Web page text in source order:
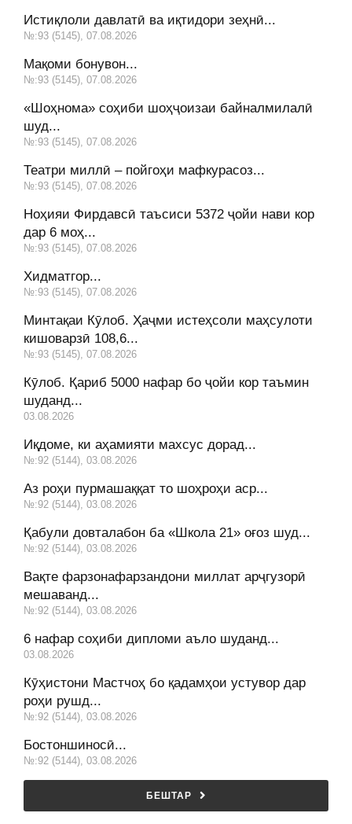
Истиқлоли давлатӣ ва иқтидори зеҳнӣ...
№:93 (5145), 07.08.2026
Мақоми бонувон...
№:93 (5145), 07.08.2026
«Шоҳнома» соҳиби шоҳҷоизаи байналмилалӣ
шуд...
№:93 (5145), 07.08.2026
Театри миллӣ – пойгоҳи мафкурасоз...
№:93 (5145), 07.08.2026
Ноҳияи Фирдавсӣ таъсиси 5372 ҷойи нави кор
дар 6 моҳ...
№:93 (5145), 07.08.2026
Хидматгор...
№:93 (5145), 07.08.2026
Минтақаи Кӯлоб. Ҳаҷми истеҳсоли маҳсулоти
кишоварзӣ 108,6...
№:93 (5145), 07.08.2026
Кӯлоб. Қариб 5000 нафар бо ҷойи кор таъмин
шуданд...
03.08.2026
Иқдоме, ки аҳамияти махсус дорад...
№:92 (5144), 03.08.2026
Аз роҳи пурмашаққат то шоҳроҳи аср...
№:92 (5144), 03.08.2026
Қабули довталабон ба «Школа 21» оғоз шуд...
№:92 (5144), 03.08.2026
Вақте фарзонафарзандони миллат арҷгузорӣ
мешаванд...
№:92 (5144), 03.08.2026
6 нафар соҳиби дипломи аъло шуданд...
03.08.2026
Кӯҳистони Мастчоҳ бо қадамҳои устувор дар
роҳи рушд...
№:92 (5144), 03.08.2026
Бостоншиносӣ...
№:92 (5144), 03.08.2026
БЕШТАР